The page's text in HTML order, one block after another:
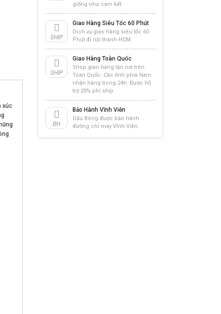
xúc
giống như cam kết.
SHIP
Giao Hàng Siêu Tốc 60 Phút
Dịch vụ giao hàng siêu tốc 60
Phút đi nội thành HCM.
SHIP
Giao Hàng Toàn Quốc
Shop giao hàng tận nơi trên
Toàn Quốc. Các tỉnh phía Nam
nhận hàng trong 24h. Được hỗ
trợ 20% phí ship
BH
Bảo Hành Vĩnh Viễn
Gấu Bông được bảo hành
đường chỉ may Vĩnh Viễn.